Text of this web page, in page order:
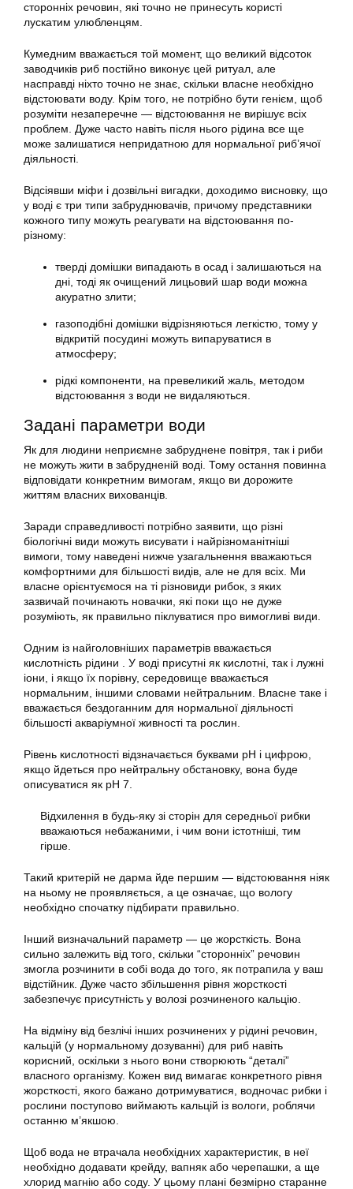
сторонніх речовин, які точно не принесуть користі
лускатим улюбленцям.
Кумедним вважається той момент, що великий відсоток
заводчиків риб постійно виконує цей ритуал, але
насправді ніхто точно не знає, скільки власне необхідно
відстоювати воду. Крім того, не потрібно бути генієм, щоб
розуміти незаперечне — відстоювання не вирішує всіх
проблем. Дуже часто навіть після нього рідина все ще
може залишатися непридатною для нормальної риб’ячої
діяльності.
Відсіявши міфи і дозвільні вигадки, доходимо висновку, що
у воді є три типи забруднювачів, причому представники
кожного типу можуть реагувати на відстоювання по-
різному:
тверді домішки випадають в осад і залишаються на
дні, тоді як очищений лицьовий шар води можна
акуратно злити;
газоподібні домішки відрізняються легкістю, тому у
відкритій посудині можуть випаруватися в
атмосферу;
рідкі компоненти, на превеликий жаль, методом
відстоювання з води не видаляються.
Задані параметри води
Як для людини неприємне забруднене повітря, так і риби
не можуть жити в забрудненій воді. Тому остання повинна
відповідати конкретним вимогам, якщо ви дорожите
життям власних вихованців.
Заради справедливості потрібно заявити, що різні
біологічні види можуть висувати і найрізноманітніші
вимоги, тому наведені нижче узагальнення вважаються
комфортними для більшості видів, але не для всіх. Ми
власне орієнтуємося на ті різновиди рибок, з яких
зазвичай починають новачки, які поки що не дуже
розуміють, як правильно піклуватися про вимогливі види.
Одним із найголовніших параметрів вважається
кислотність рідини . У воді присутні як кислотні, так і лужні
іони, і якщо їх порівну, середовище вважається
нормальним, іншими словами нейтральним. Власне таке і
вважається бездоганним для нормальної діяльності
більшості акваріумної живності та рослин.
Рівень кислотності відзначається буквами pH і цифрою,
якщо йдеться про нейтральну обстановку, вона буде
описуватися як pH 7.
Відхилення в будь-яку зі сторін для середньої рибки
вважаються небажаними, і чим вони істотніші, тим
гірше.
Такий критерій не дарма йде першим — відстоювання ніяк
на ньому не проявляється, а це означає, що вологу
необхідно спочатку підбирати правильно
Інший визначальний параметр — це жорсткість. Вона
сильно залежить від того, скільки “сторонніх” речовин
змогла розчинити в собі вода до того, як потрапила у ваш
відстійник. Дуже часто збільшення рівня жорсткості
забезпечує присутність у волозі розчиненого кальцію.
На відміну від безлічі інших розчинених у рідині речовин,
кальцій (у нормальному дозуванні) для риб навіть
корисний, оскільки з нього вони створюють “деталі”
власного організму. Кожен вид вимагає конкретного рівня
жорсткості, якого бажано дотримуватися, водночас рибки і
рослини поступово виймають кальцій із вологи, роблячи
останню м’якшою.
Щоб вода не втрачала необхідних характеристик, в неї
необхідно додавати крейду, вапняк або черепашки, а ще
хлорид магнію або соду. У цьому плані безмірно старанне